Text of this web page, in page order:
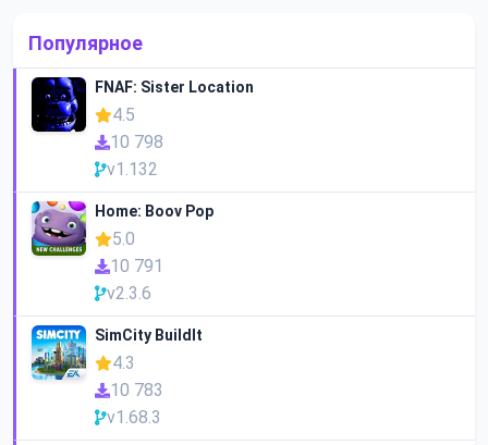
Популярное
FNAF: Sister Location
4.5
10 798
v1.132
Home: Boov Pop
5.0
10 791
v2.3.6
SimCity BuildIt
4.3
10 783
v1.68.3